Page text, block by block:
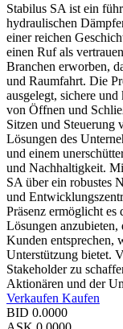
Stabilus SA ist ein
hydraulischen
einer reichen
einen Ruf als
Branchen erworben,
und Raumfahrt. Die
ausgelegt, sichere
von Öffnen und
Sitzen und Steuerung
Lösungen des
und einem
und Nachhaltigkeit.
SA über ein robustes
und
Präsenz ermöglicht es
Lösungen anzubieten,
Kunden entsprechen,
Unterstützung bietet.
Stakeholder zu
Aktionären und der
Verkaufen Kaufen
BID 0.0000